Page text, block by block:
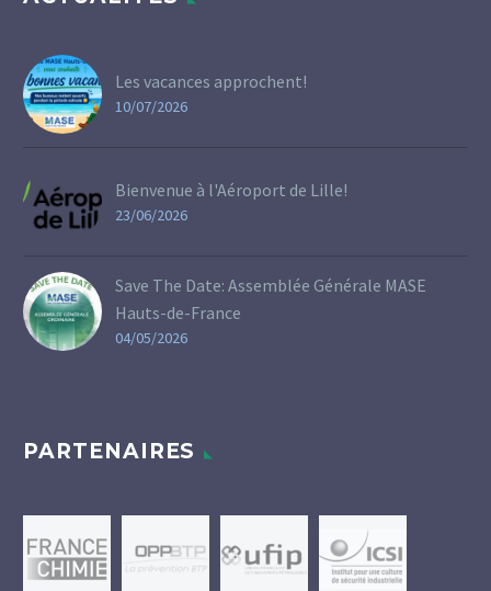
Les vacances approchent!
10/07/2026
Bienvenue à l'Aéroport de Lille!
23/06/2026
Save The Date: Assemblée Générale MASE
Hauts-de-France
04/05/2026
PARTENAIRES